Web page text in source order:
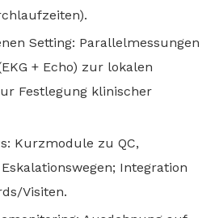
Setting: Parallelmessungen
+ Echo) zur lokalen
Festlegung klinischer
Kurzmodule zu QC,
Integration
Visiten.